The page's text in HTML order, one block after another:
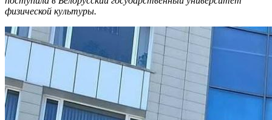
физической культуры.